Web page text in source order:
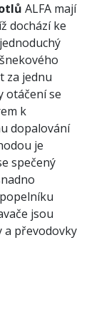
ALFA mají
dochází ke
za jednu
otáčení se
k
dopalování
je
spečený
jsou
a převodovky